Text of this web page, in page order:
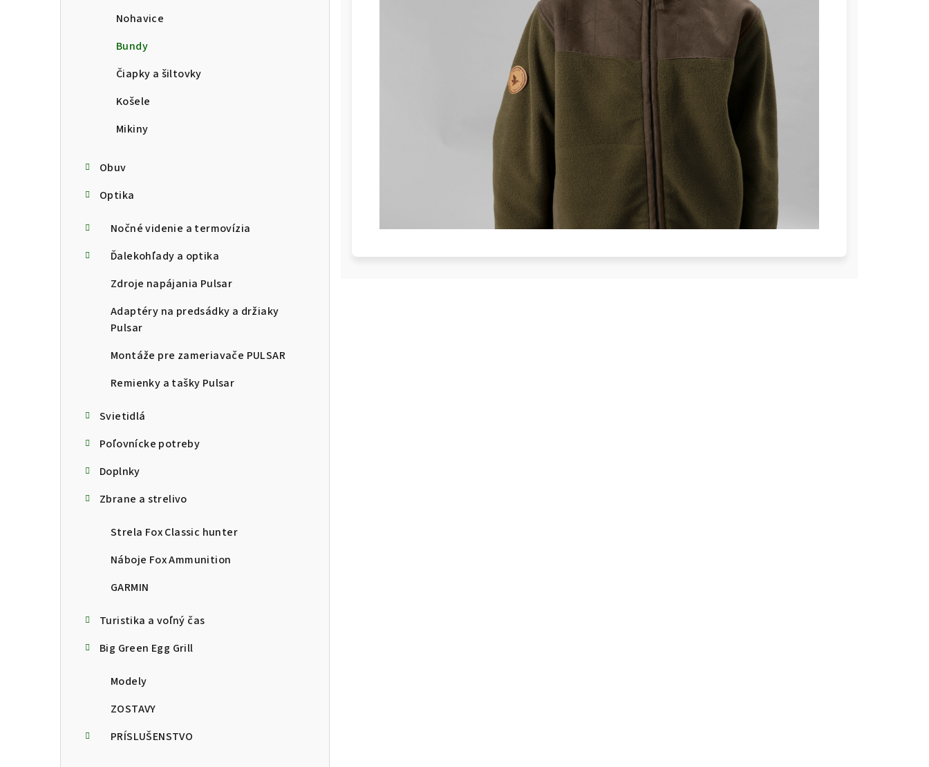
Nohavice
Bundy
Čiapky a šiltovky
Košele
Mikiny
Obuv
Optika
Nočné videnie a termovízia
Ďalekohľady a optika
Zdroje napájania Pulsar
Adaptéry na predsádky a držiaky
Pulsar
Montáže pre zameriavače PULSAR
Remienky a tašky Pulsar
Svietidlá
Poľovnícke potreby
Doplnky
Zbrane a strelivo
Strela Fox Classic hunter
Náboje Fox Ammunition
GARMIN
Turistika a voľný čas
Big Green Egg Grill
Modely
ZOSTAVY
PRÍSLUŠENSTVO